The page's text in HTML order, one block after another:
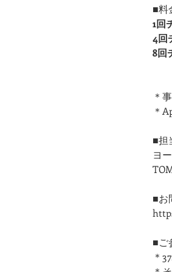
■料
1回
4回
8回
＊
＊
■担
ヨ
■お
■ご
＊